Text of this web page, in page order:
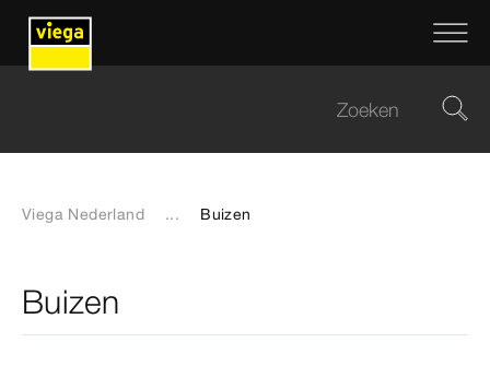
Viega Nederland ... Buizen
Buizen